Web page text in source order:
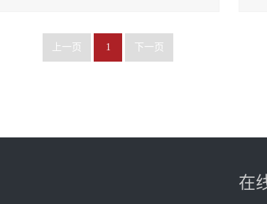
上一页 1 下一页
在